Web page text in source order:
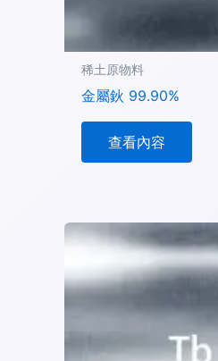
稀土原物料
金屬鈥 99.90%
查看內容